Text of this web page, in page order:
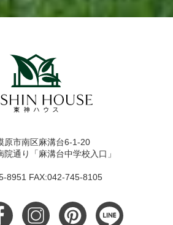
原市南区麻溝台6-1-20
院通り「麻溝台中学校入口」
8951 FAX:042-745-8105